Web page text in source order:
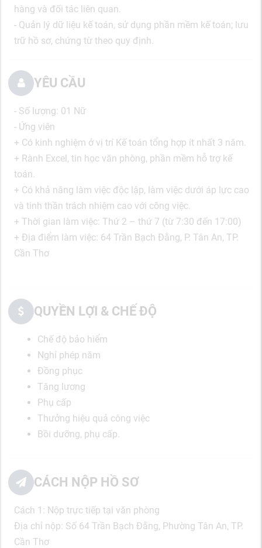
hàng và đối tác liên quan.
- Quản lý dữ liệu kế toán, sử dụng phần mềm kế toán; lưu
trữ hồ sơ, chứng từ theo quy định.
YÊU CẦU
- Số lượng: 01 Nữ
- Ứng viên
+ Có kinh nghiệm ở vị trí Kế toán tổng hợp ít nhất 3 năm.
+ Rành Excel, tin học văn phòng, phần mềm hỗ trợ kế
toán.
+ Có khả năng làm việc độc lập, làm việc dưới áp lực cao
và tinh thần trách nhiệm cao với công việc.
+ Thời gian làm việc: Thứ 2 – thứ 7 (từ 7:30 đến 17:00)
+ Địa điểm làm việc: 64 Trần Bạch Đằng, P. Tân An, TP.
Cần Thơ
QUYỀN LỢI & CHẾ ĐỘ
Chế độ bảo hiểm
Nghỉ phép năm
Đồng phục
Tăng lương
Phụ cấp
Thưởng hiệu quả công việc
Bồi dưỡng, phụ cấp.
CÁCH NỘP HỒ SƠ
Cách 1: Nộp trực tiếp tại văn phòng
Địa chỉ nộp: Số 64 Trần Bạch Đằng, Phường Tân An, TP.
Cần Thơ